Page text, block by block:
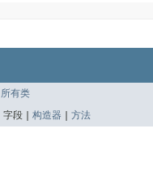
所有类
字段 | 构造器 方法